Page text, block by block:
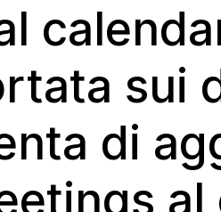
sui
di